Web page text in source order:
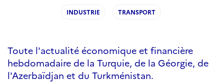
INDUSTRIE TRANSPORT
Toute l'actualité économique et financière
hebdomadaire de la Turquie, de la Géorgie, de
l'Azerbaïdjan et du Turkménistan.